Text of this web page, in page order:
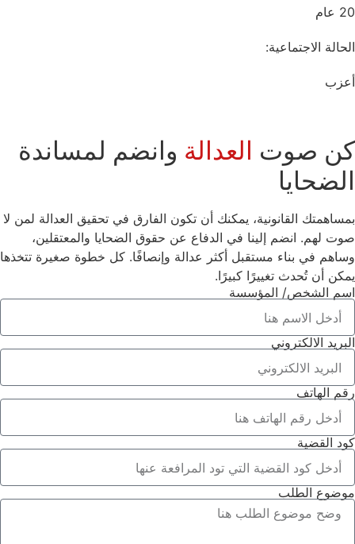
20 عام
الحالة الاجتماعية:
أعزب
كن صوت العدالة وانضم لمساندة
الضحايا
بمساهمتك القانونية، يمكنك أن تكون الفارق في تحقيق العدالة لمن لا
صوت لهم. انضم إلينا في الدفاع عن حقوق الضحايا والمعتقلين،
وساهم في بناء مستقبل أكثر عدالة وإنصافًا. كل خطوة صغيرة تتخذها
يمكن أن تُحدث تغييرًا كبيرًا.
اسم الشخص/ المؤسسة
البريد الالكتروني
رقم الهاتف
كود القضية
موضوع الطلب